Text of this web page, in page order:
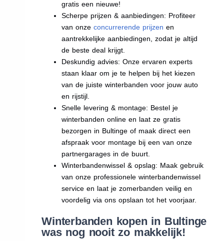
gratis een nieuwe!
Scherpe prijzen & aanbiedingen: Profiteer
van onzeconcurrerende prijzen en
aantrekkelijke aanbiedingen, zodat je altijd
de beste deal krijgt.
Deskundig advies: Onze ervaren experts
staan klaar om je te helpen bij het kiezen
van de juiste winterbanden voor jouw auto
en rijstijl.
Snelle levering & montage: Bestel je
winterbanden online en laat ze gratis
bezorgen in Bultinge of maak direct een
afspraak voor montage bij een van onze
partnergarages in de buurt.
Winterbandenwissel & opslag: Maak gebruik
van onze professionele winterbandenwissel
service en laat je zomerbanden veilig en
voordelig via ons opslaan tot het voorjaar.
Winterbanden kopen in Bultinge
was nog nooit zo makkelijk!